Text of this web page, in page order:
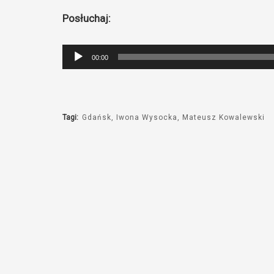
Posłuchaj:
Odtwarzacz
plików
00:00
Tagi: Gdańsk Iwona Wysocka Mateusz Kowalewski